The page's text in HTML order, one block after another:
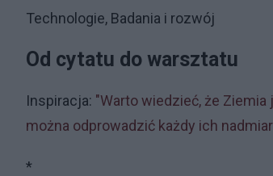
Technologie, Badania i rozwój
Od cytatu do warsztatu
Inspiracja: "Warto wiedzieć, że
można odprowadzić każdy ich
*